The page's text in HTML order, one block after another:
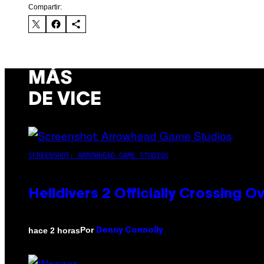
Compartir:
MÁS
DE VICE
SCREENSHOT: ARROWHEAD GAME STUDIOS
Helldivers 2 Officially Crossing
hace 2 horasPor Denny Connolly